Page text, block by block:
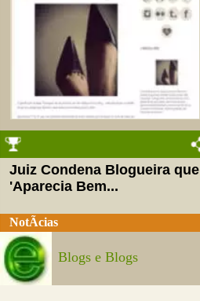
Juiz Condena Blogueira que
'Aparecia Bem...
NotÃ­cias
Blogs e Blogs